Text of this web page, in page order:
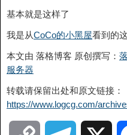
基本就是这样了
我是从CoCo的小黑屋看到的
本文由 落格博客 原创撰写：
服务器
转载请保留出处和原文链接：
https://www.logcg.com/